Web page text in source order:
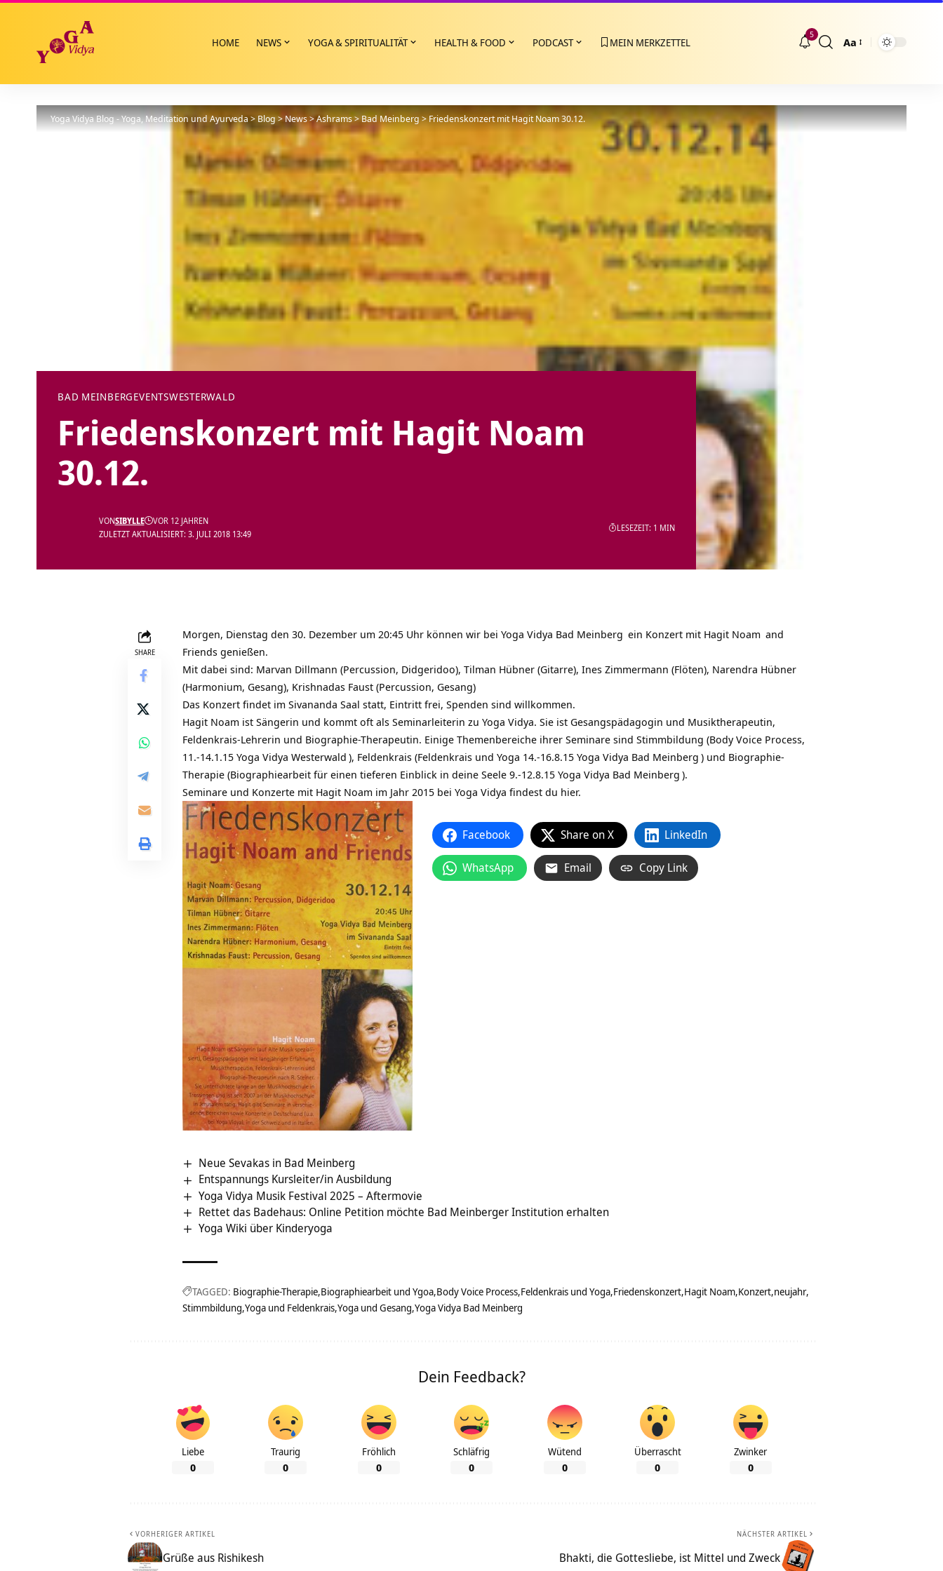
HOME NEWS YOGA & SPIRITUALITÄT HEALTH & FOOD PODCAST MEIN MERKZETTEL
5
Größenänderung
Aa
Yoga Vidya Blog - Yoga, Meditation und Ayurveda> Blog>News>Ashrams>Bad Meinberg>Friedenskonzert mit Hagit Noam 30.12.
BAD MEINBERGEVENTSWESTERWALD
Friedenskonzert mit Hagit Noam
30.12.
ZULETZT AKTUALISIERT: 3. JULI 2018 13:49
VONSIBYLLE VOR 12 JAHREN
LESEZEIT: 1 MIN
SHARE
Morgen, Dienstag den 30. Dezember um 20:45 Uhr können wir bei Yoga Vidya Bad Meinberg ein Konzert mit Hagit Noam and
Friends genießen.
Mit dabei sind: Marvan Dillmann (Percussion, Didgeridoo), Tilman Hübner (Gitarre), Ines Zimmermann (Flöten), Narendra Hübner
(Harmonium, Gesang), Krishnadas Faust (Percussion, Gesang)
Das Konzert findet im Sivananda Saal statt, Eintritt frei, Spenden sind willkommen.
Hagit Noam ist Sängerin und kommt oft als Seminarleiterin zu Yoga Vidya. Sie ist Gesangspädagogin und Musiktherapeutin,
Feldenkrais-Lehrerin und Biographie-Therapeutin. Einige Themenbereiche ihrer Seminare sind Stimmbildung (Body Voice Process,
11.-14.1.15 Yoga Vidya Westerwald ), Feldenkrais (Feldenkrais und Yoga 14.-16.8.15 Yoga Vidya Bad Meinberg ) und Biographie-
Therapie (Biographiearbeit für einen tieferen Einblick in deine Seele 9.-12.8.15 Yoga Vidya Bad Meinberg ).
Seminare und Konzerte mit Hagit Noam im Jahr 2015 bei Yoga Vidya findest du hier.
Facebook Share on X LinkedIn
WhatsApp Email Copy Link
Neue Sevakas in Bad Meinberg
Entspannungs Kursleiter/in Ausbildung
Yoga Vidya Musik Festival 2025 – Aftermovie
Rettet das Badehaus: Online Petition möchte Bad Meinberger Institution erhalten
Yoga Wiki über Kinderyoga
TAGGED: Biographie-Therapie Biographiearbeit und Ygoa Body Voice Process Feldenkrais und Yoga Friedenskonzert Hagit Noam Konzert neujahr
Stimmbildung Yoga und Feldenkrais Yoga und Gesang Yoga Vidya Bad Meinberg
Dein Feedback?
Liebe
0
Traurig
0
Fröhlich
0
Schläfrig
0
Wütend
0
Überrascht
0
Zwinker
0
VORHERIGER ARTIKEL
Grüße aus Rishikesh
NÄCHSTER ARTIKEL
Bhakti, die Gottesliebe, ist Mittel und Zweck